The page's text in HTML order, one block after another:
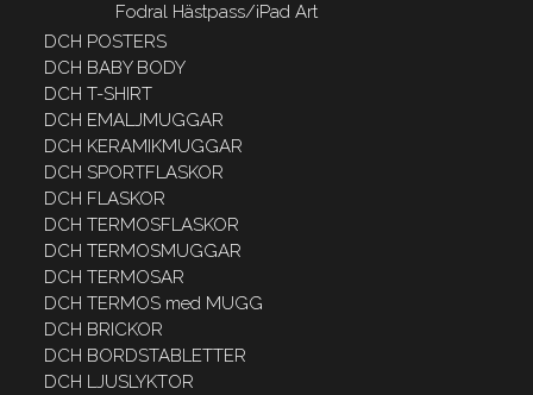
Fodral Hästpass/iPad Art
DCH POSTERS
DCH BABY BODY
DCH T-SHIRT
DCH EMALJMUGGAR
DCH KERAMIKMUGGAR
DCH SPORTFLASKOR
DCH FLASKOR
DCH TERMOSFLASKOR
DCH TERMOSMUGGAR
DCH TERMOSAR
DCH TERMOS med MUGG
DCH BRICKOR
DCH BORDSTABLETTER
DCH LJUSLYKTOR